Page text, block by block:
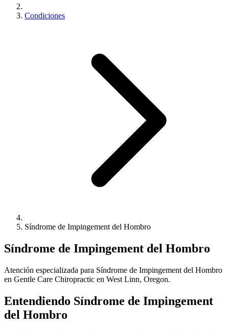
Condiciones
Síndrome de Impingement del Hombro
Síndrome de Impingement del Hombro
Atención especializada para Síndrome de Impingement del Hombro
en Gentle Care Chiropractic en West Linn, Oregon.
Entendiendo Síndrome de Impingement
del Hombro